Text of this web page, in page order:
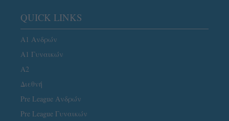
QUICK LINKS
Α1 Ανδρών
Α1 Γυναικών
A2
Διεθνή
Pre League Ανδρών
Pre League Γυναικών